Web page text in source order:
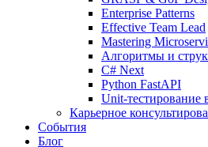
Enterprise Patterns
Effective Team Lead
Mastering
Алгоритмы и
C# Next
Python FastAPI
Unit-тестирование
Карьерное
События
Блог